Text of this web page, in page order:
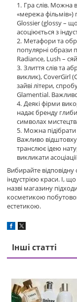
Гра слів. Можна
«мережа фільмів»)
Glossier (glossy –
асоціюється з
Метафори та
популярні образи
Radiance, Lush –
Злиття слів та
виклик), CoverGirl
зайві літери,
Glamential.
Деякі фірми
надає бренду
символах
Можна підібрати
Важливо
транслює ідею
викликати
Вибирайте
індустрією краси. І,
назві магазину
косметикою
естетикою.
Інші статті